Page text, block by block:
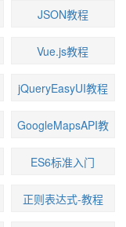
JSON教程
Vue.js教程
jQueryEasyUI教程
GoogleMapsAPI教
ES6标准入门
正则表达式-教程